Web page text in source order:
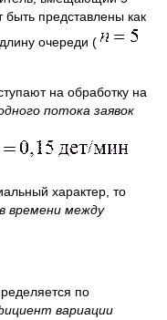
быть представлены как
очереди (
на обработку на
потока заявок
характер, то
времени между
по
вариации